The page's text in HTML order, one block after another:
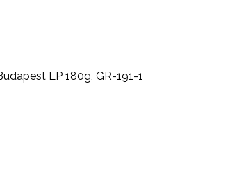
LP 180g, GR-191-1